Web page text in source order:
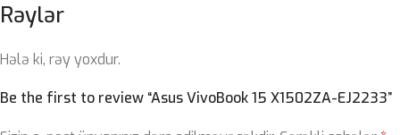
Rəylər
Hələ ki, rəy yoxdur.
Be the first to review “Asus VivoBook 15 X1502ZA-EJ2233”